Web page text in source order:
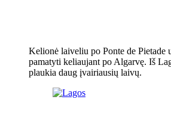
Kelionė laiveliu po Ponte de Pietade
pamatyti keliaujant po Algarvę. Iš
plaukia daug įvairiausių laivų.